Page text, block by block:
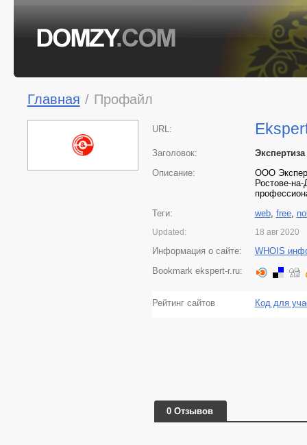
Главная / Профайл
URL:
Заголовок:
Описание:
ООО
Ростове-
Теги:
web, free,
Updated: 18 авг 2020
Информация о сайте:
WHOIS
Bookmark ekspert-r.ru:
Рейтинг сайтов Код для
0 Отзывов